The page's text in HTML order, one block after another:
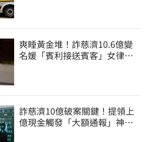
爽睡黃金堆！詐慈濟10.6億變
名媛「賓利接送賓客」女律師
詐慈濟10億破案關鍵！提領上
億現金觸發「大額通報」神鬼